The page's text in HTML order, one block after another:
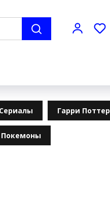
Сериалы Гарри Поттер
Покемоны